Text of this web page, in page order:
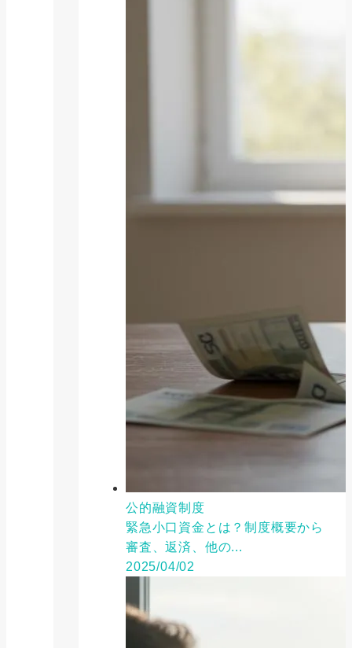
公的融資制度
緊急小口資金とは？制度概要から
審査、返済、他の...
2025/04/02